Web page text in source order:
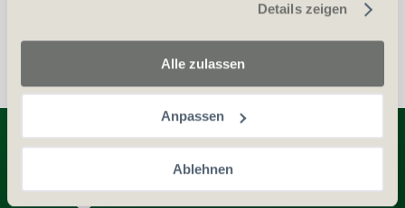
Details zeigen
Alle zulassen
Anpassen
Ablehnen
Entdecken Sie weitere Produkte